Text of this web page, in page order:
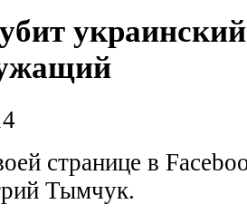
украинский
странице в
Тымчук.